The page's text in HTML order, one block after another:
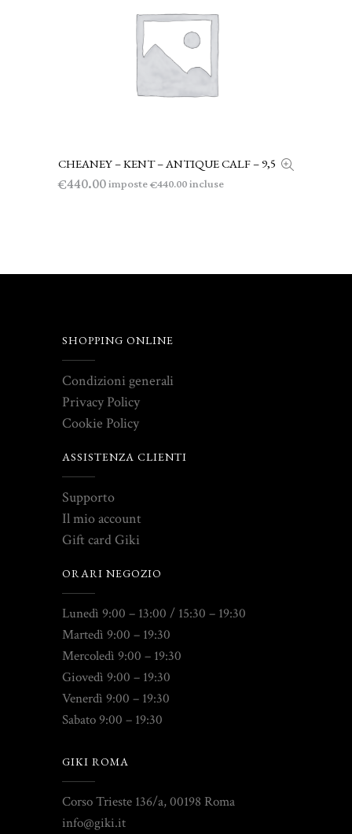
LEGGI TUTTO
CHEANEY – KENT – ANTIQUE CALF – 9,5
€440.00imposte€440.00incluse
SHOPPING ONLINE
Condizioni generali
Privacy Policy
Cookie Policy
ASSISTENZA CLIENTI
Supporto
Il mio account
Gift card Giki
ORARI NEGOZIO
Lunedì 9:00 – 13:00 / 15:30 – 19:30
Martedì 9:00 – 19:30
Mercoledì 9:00 – 19:30
Giovedì 9:00 – 19:30
Venerdì 9:00 – 19:30
Sabato 9:00 – 19:30
GIKI ROMA
Corso Trieste 136/a, 00198 Roma
info@giki.it